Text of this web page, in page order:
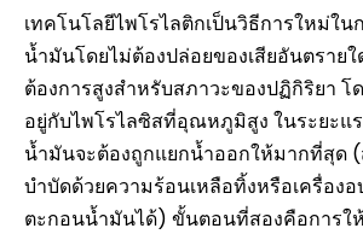
เทคโนโลยีไพโรไลติกเป็นวิธีการใหม่ใ
น้ำมันโดยไม่ต้องปล่อยของเสียอันตราย
ต้องการสูงสำหรับสภาวะของปฏิกิริยา
อยู่กับไพโรไลซิสที่อุณหภูมิสูง ในระยะแ
น้ำมันจะต้องถูกแยกน้ำออกให้มากที่สุด
บำบัดด้วยความร้อนเหลือทิ้งหรือเครื่อง
ตะกอนน้ำมันได้) ขั้นตอนที่สองคือการใ